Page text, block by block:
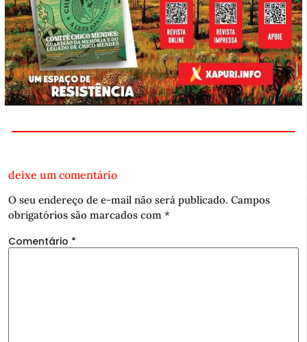
deixe um comentário
O seu endereço de e-mail não será publicado. Campos
obrigatórios são marcados com *
Comentário *